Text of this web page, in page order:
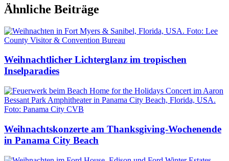
Ähnliche Beiträge
Weihnachtlicher Lichterglanz im tropischen
Inselparadies
Weihnachtskonzerte am Thanksgiving-Wochenende
in Panama City Beach